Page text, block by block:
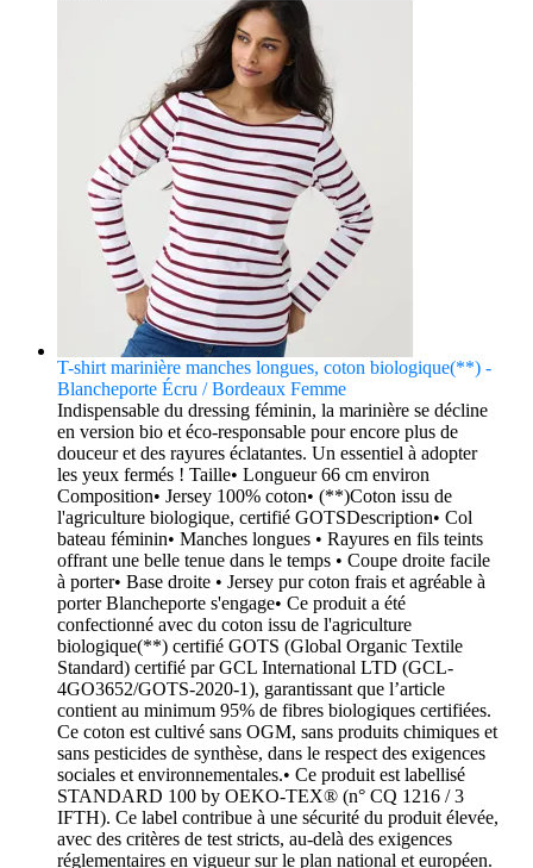
T-shirt marinière manches longues, coton biologique(**) -
Blancheporte Écru / Bordeaux Femme
Indispensable du dressing féminin, la marinière se décline
en version bio et éco-responsable pour encore plus de
douceur et des rayures éclatantes. Un essentiel à adopter
les yeux fermés ! Taille• Longueur 66 cm environ
Composition• Jersey 100% coton• (**)Coton issu de
l'agriculture biologique, certifié GOTSDescription• Col
bateau féminin• Manches longues • Rayures en fils teints
offrant une belle tenue dans le temps • Coupe droite facile
à porter• Base droite • Jersey pur coton frais et agréable à
porter Blancheporte s'engage• Ce produit a été
confectionné avec du coton issu de l'agriculture
biologique(**) certifié GOTS (Global Organic Textile
Standard) certifié par GCL International LTD (GCL-
4GO3652/GOTS-2020-1), garantissant que lʼarticle
contient au minimum 95% de fibres biologiques certifiées.
Ce coton est cultivé sans OGM, sans produits chimiques et
sans pesticides de synthèse, dans le respect des exigences
sociales et environnementales.• Ce produit est labellisé
STANDARD 100 by OEKO-TEX® (n° CQ 1216 / 3
IFTH). Ce label contribue à une sécurité du produit élevée,
avec des critères de test stricts, au-delà des exigences
réglementaires en vigueur sur le plan national et européen.